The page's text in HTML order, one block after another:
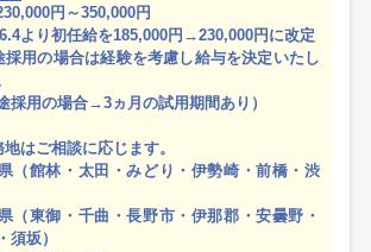
円～350,000円
より初任給を185,000円→230,000円に改定
採用の場合は経験を考慮し給与を決定いたし
途採用の場合→3ヵ月の試用期間あり）
はご相談に応じます。
（館林・太田・みどり・伊勢崎・前橋・渋
（東御・千曲・長野市・伊那郡・安曇野・
須坂）